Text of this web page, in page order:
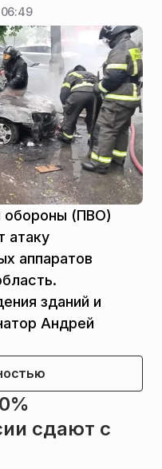
обороны (ПВО)
атаку
аппаратов
зданий и
Андрей
сдают с